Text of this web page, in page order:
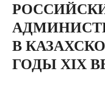
В
ГОДЫ XIX